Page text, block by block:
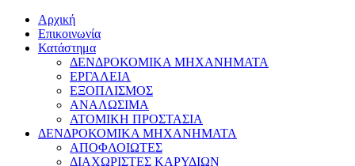
Αρχική
Επικοινωνία
Κατάστημα
ΔΕΝΔΡΟΚΟΜΙΚΑ ΜΗΧΑΝΗΜΑΤΑ
ΕΡΓΑΛΕΙΑ
ΕΞΟΠΛΙΣΜΟΣ
ΑΝΑΛΩΣΙΜΑ
ΑΤΟΜΙΚΗ ΠΡΟΣΤΑΣΙΑ
ΔΕΝΔΡΟΚΟΜΙΚΑ ΜΗΧΑΝΗΜΑΤΑ
ΑΠΟΦΛΟΙΩΤΕΣ
ΔΙΑΧΩΡΙΣΤΕΣ ΚΑΡΥΔΙΩΝ